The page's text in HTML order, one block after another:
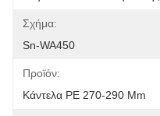
Σχήμα:
Sn-WA450
Προϊόν:
Κάντελα PE 270-290 Mm